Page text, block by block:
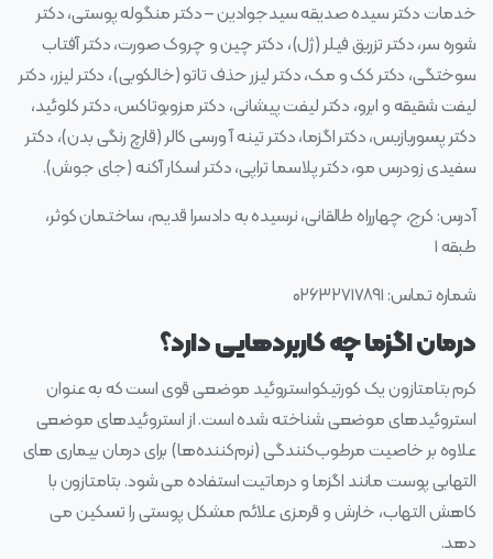
خدمات دکتر سیده صدیقه سیدجوادین – دکتر منگوله پوستی، دکتر
شوره سر، دکتر تزریق فیلر (ژل)، دکتر چین و چروک صورت، دکتر آفتاب
سوختگی، دکتر کک و مک، دکتر لیزر حذف تاتو (خالکوبی)، دکتر لیزر، دکتر
لیفت شقیقه و ابرو، دکتر لیفت پیشانی، دکتر مزوبوتاکس، دکتر کلوئید،
دکتر پسوریازیس، دکتر اگزما، دکتر تینه آ ورسی کالر (قارچ رنگی بدن)، دکتر
سفیدی زودرس مو، دکتر پلاسما تراپی، دکتر اسکار آکنه (جای جوش).
آدرس: کرج، چهارراه طالقانی، نرسیده به دادسرا قدیم، ساختمان کوثر،
طبقه ۱
شماره تماس: ۰۲۶۳۲۷۱۷۸۹۱
درمان اگزما چه کاربردهایی دارد؟
کرم بتامتازون یک کورتیکواستروئید موضعی قوی است که به‌ عنوان
استروئیدهای موضعی شناخته‌ شده است. از استروئیدهای موضعی
علاوه بر خاصیت مرطوب‌کنندگی (نرم‌کننده‌ها) برای درمان بیماری‌ های
التهابی پوست مانند اگزما و درماتیت استفاده می‌ شود. بتامتازون با
کاهش التهاب، خارش و قرمزی علائم مشکل پوستی را تسکین می‌
دهد.